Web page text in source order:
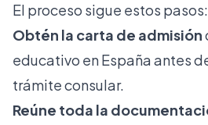
El proceso sigue estos pasos:
Obtén la carta de admisión
educativo en España antes
trámite consular.
Reúne toda la